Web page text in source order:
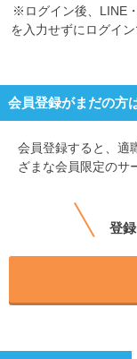
※ログイン後、LINE
を入力せずにログイ
会員登録がまだの方
会員登録すると、 適
ざまな会員限定のサ
登